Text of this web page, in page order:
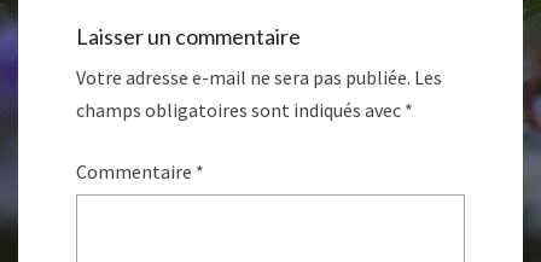
Laisser un commentaire
Votre adresse e-mail ne sera pas publiée. Les
champs obligatoires sont indiqués avec *
Commentaire *